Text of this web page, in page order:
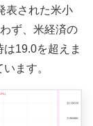
表された米小
ず、米経済の
19.0を超えま
ます。